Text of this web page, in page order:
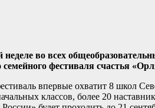
во всех
семейного фестиваля счастья
впервые охватит 8 школ
классов, более 20